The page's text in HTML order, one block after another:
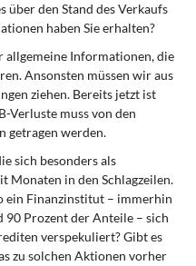
über den Stand des Verkaufs
haben Sie erhalten?
Informationen, die
Ansonsten müssen wir aus
ziehen. Bereits jetzt ist
Verluste muss von den
getragen werden.
sich besonders als
Monaten in den Schlagzeilen.
ein Finanzinstitut – immerhin
90 Prozent der Anteile – sich
verspekuliert? Gibt es
zu solchen Aktionen vorher